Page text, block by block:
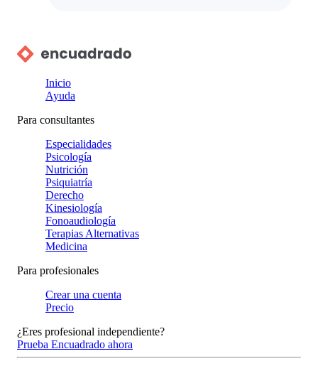
Inicio
Ayuda
Para consultantes
Especialidades
Psicología
Nutrición
Psiquiatría
Derecho
Kinesiología
Fonoaudiología
Terapias Alternativas
Medicina
Para profesionales
Crear una cuenta
Precio
¿Eres profesional independiente?
Prueba Encuadrado ahora